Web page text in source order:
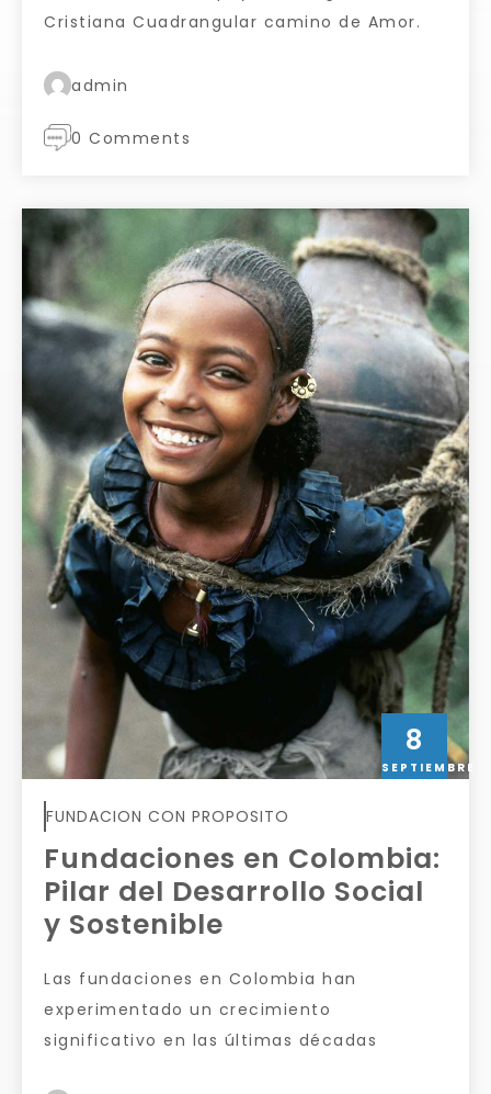
Cristiana Cuadrangular camino de Amor.
admin
0 Comments
8
SEPTIEMBRE
FUNDACION CON PROPOSITO
Fundaciones en Colombia:
Pilar del Desarrollo Social
y Sostenible
Las fundaciones en Colombia han
experimentado un crecimiento
significativo en las últimas décadas